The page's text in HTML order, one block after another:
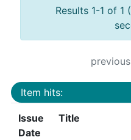
Results 1-1 of 1
previous
Item hits:
Issue
Date
Title